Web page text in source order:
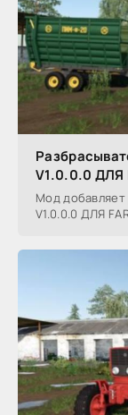
V1.0.0.0 ДЛЯ
Мод
V1.0.0.0 ДЛЯ